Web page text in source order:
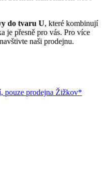
do tvaru U, které kombinují
je přesně pro vás. Pro více
naši prodejnu.
pouze prodejna Žižkov*